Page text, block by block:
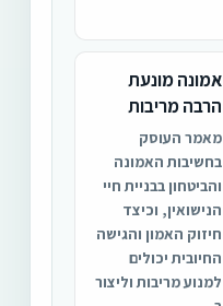
אמונה מונעת
הרבה מריבות
מאמר העוסק
בחשיבות האמונה
והביטחון בבניית חיי
הנישואין, וכיצד
חיזוק האמון והגישה
החיובית יכולים
למנוע מריבות וליצור